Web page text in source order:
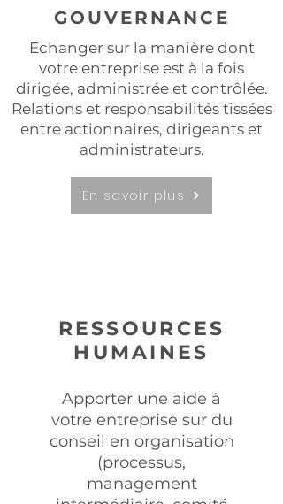
GOUVERNANCE
Echanger sur la manière dont
votre entreprise est à la fois
dirigée, administrée et contrôlée.
Relations et responsabilités tissées
entre actionnaires, dirigeants et
administrateurs.
En savoir plus
RESSOURCES
HUMAINES
Apporter une aide à
votre entreprise sur du
conseil en organisation
(processus,
management